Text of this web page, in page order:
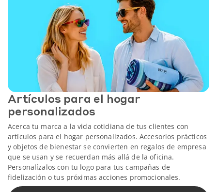
Artículos para el hogar
personalizados
Acerca tu marca a la vida cotidiana de tus clientes con
artículos para el hogar personalizados. Accesorios prácticos
y objetos de bienestar se convierten en regalos de empresa
que se usan y se recuerdan más allá de la oficina.
Personalízalos con tu logo para tus campañas de
fidelización o tus próximas acciones promocionales.